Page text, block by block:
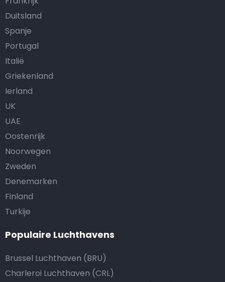
Duitsland
Spanje
Portugal
Italië
Griekenland
Ierland
UK
UAE
Oostenrijk
Noorwegen
Zweden
Denemarken
Finland
Turkije
Populaire Luchthavens
Brussel Luchthaven (BRU)
Charleroi Luchthaven (CRL)